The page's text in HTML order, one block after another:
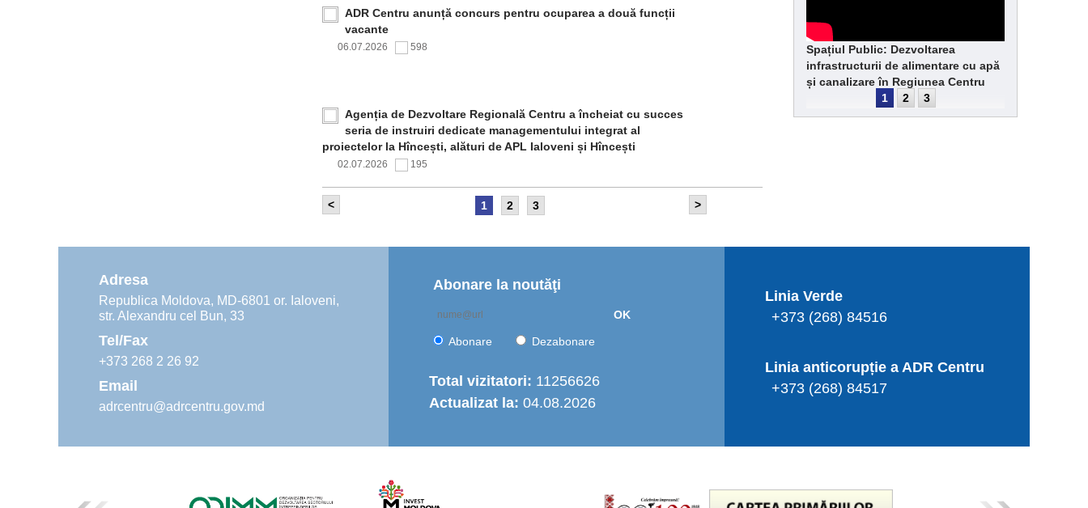
ADR Centru anunță concurs pentru ocuparea a două funcții
vacante
06.07.2026 598
Agenția de Dezvoltare Regională Centru a încheiat cu succes
seria de instruiri dedicate managementului integrat al
proiectelor la Hîncești, alături de APL Ialoveni și Hîncești
02.07.2026 195
Comitetul de Supraveghere al proiectului „Îmbunătățirea
implementării și opțiunile de operare a serviciului regional de
Agenția de Dezvoltare Regională Centru a continuat seria de
instruiri practice dedicate autorităților publice locale
< >
1 2 3
Spațiul Public: Dezvoltarea
infrastructurii de alimentare cu apă
și canalizare în Regiunea Centru
1
2 3
Adresa
Republica Moldova, MD-6801 or. Ialoveni,
str. Alexandru cel Bun, 33
Tel/Fax
+373 268 2 26 92
Email
adrcentru@adrcentru.gov.md
Abonare la noutăţi
OK
Abonare Dezabonare
Total vizitatori: 11256626
Actualizat la: 04.08.2026
Linia Verde
+373 (268) 84516
Linia anticorupție a ADR Centru
+373 (268) 84517